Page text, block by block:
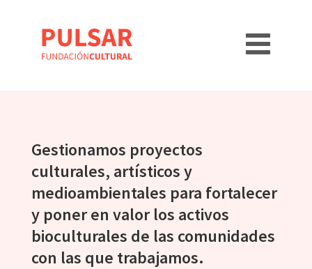
Gestionamos proyectos
culturales, artísticos y
medioambientales para fortalecer
y poner en valor los activos
bioculturales de las comunidades
con las que trabajamos.